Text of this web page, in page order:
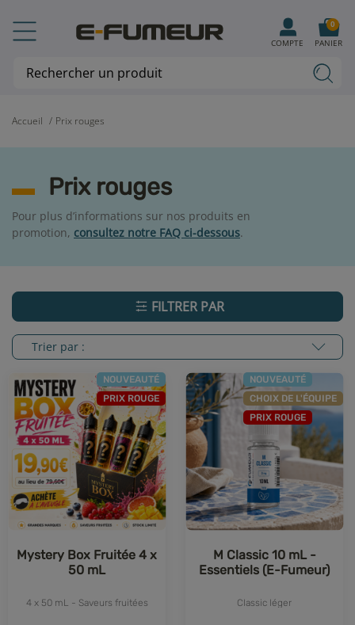
Accueil Prix rouges
Prix rouges
Pour plus d’informations sur nos produits en
promotion, consultez notre FAQ ci-dessous.
FILTRER PAR
Trier par :
NOUVEAUTÉ
PRIX ROUGE
Mystery Box Fruitée 4 x
50 mL
4 x 50 mL - Saveurs fruitées
NOUVEAUTÉ
CHOIX DE L'ÉQUIPE
PRIX ROUGE
M Classic 10 mL -
Essentiels (E-Fumeur)
Classic léger
COMPTE PANIER
0